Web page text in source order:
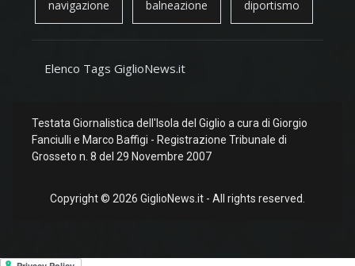
navigazione balneazione diportismo
Elenco Tags GiglioNews.it
Testata Giornalistica dell'Isola del Giglio a cura di Giorgio
Fanciulli e Marco Baffigi - Registrazione Tribunale di
Grosseto n. 8 del 29 Novembre 2007
Copyright © 2026 GiglioNews.it - All rights reserved.